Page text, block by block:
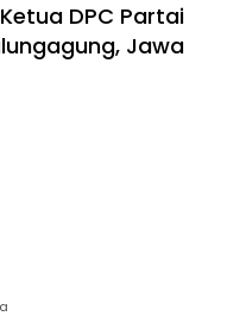
DPC Partai
Jawa